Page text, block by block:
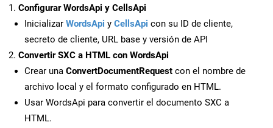
Configurar WordsApi y CellsApi
Inicializar WordsApi y CellsApi con su ID de cliente,
secreto de cliente, URL base y versión de API
Convertir SXC a HTML con WordsApi
Crear una ConvertDocumentRequest con el nombre de
archivo local y el formato configurado en HTML.
Usar WordsApi para convertir el documento SXC a
HTML.